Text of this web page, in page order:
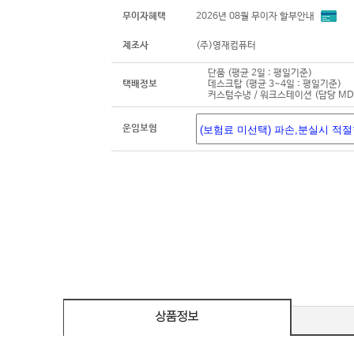
무이자혜택 2026년 08월 무이자 할부안내
제조사 (주)영재컴퓨터
택배정보
단품 (평균 2일 : 평일기준)
데스크탑 (평균 3~4일 : 평일기준)
커스텀수냉 / 워크스테이션 (담당
운임보험